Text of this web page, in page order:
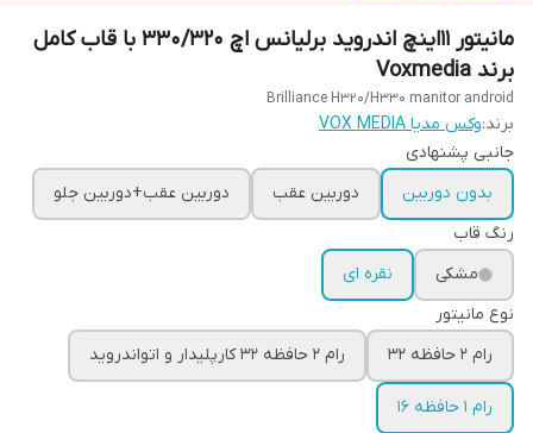
مانیتور 11اینچ اندروید برلیانس اچ 330/320 با قاب کامل
برند Voxmedia
Brilliance H320/H330 manitor android
برند:وکس مدیا VOX MEDIA
جانبی پشنهادی
بدون دوربین
دوربین عقب
دوربین عقب+دوربین جلو
رنگ قاب
مشکی
نقره ای
نوع مانیتور
رام 2 حافظه 32
رام 2 حافظه 32 کارپلیدار و اتواندروید
رام 1 حافظه 16